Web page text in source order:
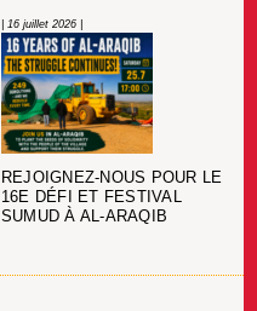
| 16 juillet 2026 |
REJOIGNEZ-NOUS POUR LE
16E DÉFI ET FESTIVAL
SUMUD À AL-ARAQIB